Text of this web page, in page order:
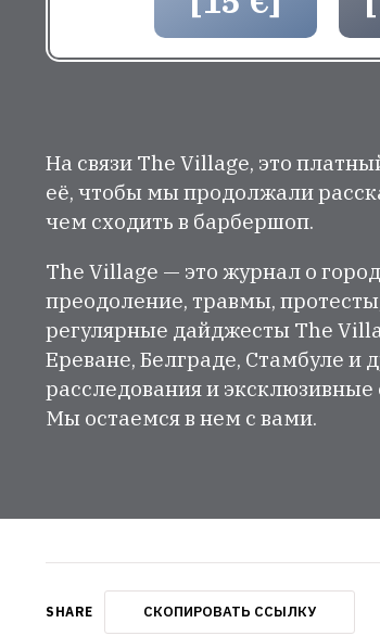
На связи The Village, это
её, чтобы мы продолжали
чем сходить в барбершоп.
The Village — это журнал о
преодоление, травмы,
регулярные дайджесты The
Ереване, Белграде, Стамбуле и
расследования и эксклюзивные
Мы остаемся в нем с вами.
SHARE СКОПИРОВАТЬ ССЫЛКУ